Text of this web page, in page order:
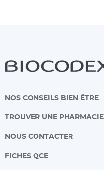
NOS CONSEILS BIEN ÊTRE
TROUVER UNE PHARMACIE
NOUS CONTACTER
FICHES QCE